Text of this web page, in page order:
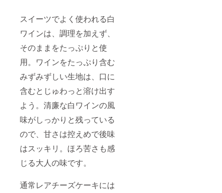
スイーツでよく使われる白
ワインは、調理を加えず、
そのままをたっぷりと使
用。ワインをたっぷり含む
みずみずしい生地は、口に
含むとじゅわっと溶け出す
よう。清廉な白ワインの風
味がしっかりと残っている
ので、甘さは控えめで後味
はスッキリ。ほろ苦さも感
じる大人の味です。
通常レアチーズケーキには